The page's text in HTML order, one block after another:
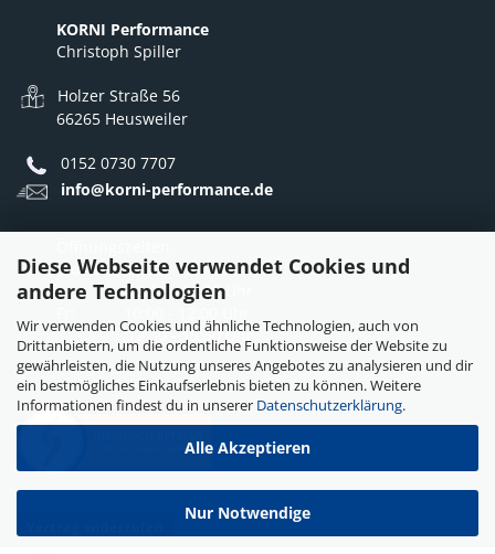
Diese Webseite verwendet Cookies und
andere Technologien
Wir verwenden Cookies und ähnliche Technologien, auch von
Drittanbietern, um die ordentliche Funktionsweise der Website zu
gewährleisten, die Nutzung unseres Angebotes zu analysieren und dir
ein bestmögliches Einkaufserlebnis bieten zu können. Weitere
Informationen findest du in unserer Datenschutzerklärung.
Alle Akzeptieren
Nur Notwendige
KORNI Performance
Christoph Spiller
Holzer Straße 56
66265 Heusweiler
0152 0730 7707
info@korni-performance.de
Mo - Do: 10:00 - 12:00 Uhr
12:30 - 16:30 Uhr
12:30 - 15:30 Uhr